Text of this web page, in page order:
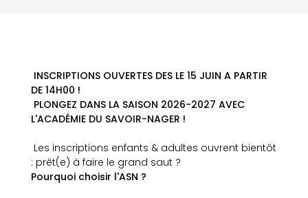
INSCRIPTIONS OUVERTES DES LE 15 JUIN A PARTIR
DE 14H00 !
PLONGEZ DANS LA SAISON 2026-2027 AVEC
L'ACADÉMIE DU SAVOIR-NAGER !
Les inscriptions enfants & adultes ouvrent bientôt
: prêt(e) à faire le grand saut ?
Pourquoi choisir l'ASN ?